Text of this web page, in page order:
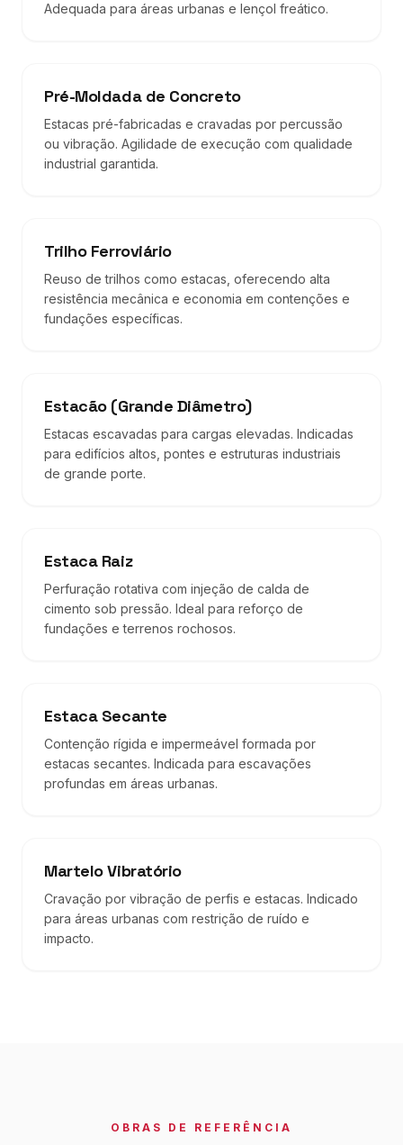
Adequada para áreas urbanas e lençol freático.
Pré-Moldada de Concreto
Estacas pré-fabricadas e cravadas por percussão
ou vibração. Agilidade de execução com qualidade
industrial garantida.
Trilho Ferroviário
Reuso de trilhos como estacas, oferecendo alta
resistência mecânica e economia em contenções e
fundações específicas.
Estacão (Grande Diâmetro)
Estacas escavadas para cargas elevadas. Indicadas
para edifícios altos, pontes e estruturas industriais
de grande porte.
Estaca Raiz
Perfuração rotativa com injeção de calda de
cimento sob pressão. Ideal para reforço de
fundações e terrenos rochosos.
Estaca Secante
Contenção rígida e impermeável formada por
estacas secantes. Indicada para escavações
profundas em áreas urbanas.
Martelo Vibratório
Cravação por vibração de perfis e estacas. Indicado
para áreas urbanas com restrição de ruído e
impacto.
OBRAS DE REFERÊNCIA